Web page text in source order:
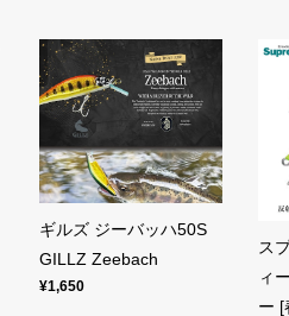
ギルズ ジーバッハ50S
GILLZ Zeebach
¥1,650
ス
ィ
ー [